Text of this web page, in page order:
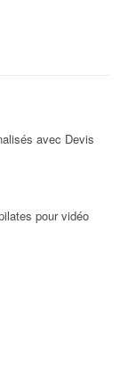
avec Devis
pour vidéo